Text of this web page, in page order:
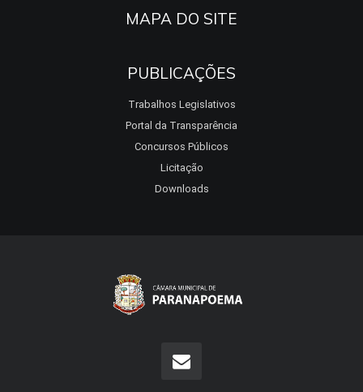
MAPA DO SITE
PUBLICAÇÕES
Trabalhos Legislativos
Portal da Transparência
Concursos Públicos
Licitação
Downloads